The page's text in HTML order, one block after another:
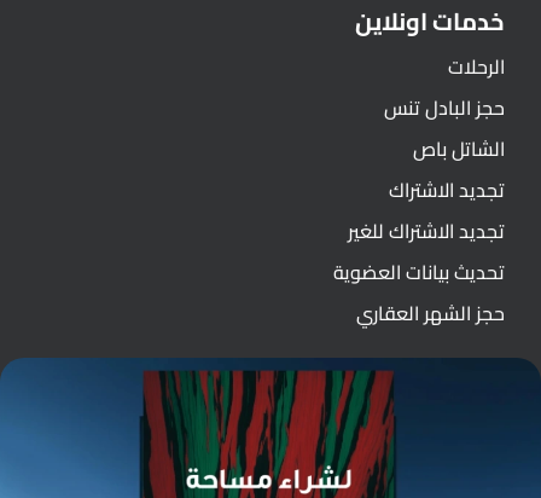
خدمات اونلاين
الرحلات
حجز البادل تنس
الشاتل باص
تجديد الاشتراك
تجديد الاشتراك للغير
تحديث بيانات العضوية
حجز الشهر العقاري